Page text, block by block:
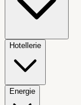
Hotellerie
Energie